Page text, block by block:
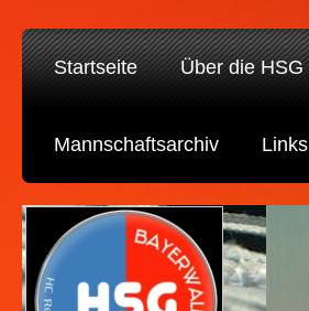
Startseite Über die HSG
Mannschaftsarchiv Links